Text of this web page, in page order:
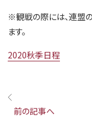
※観戦の際には、連盟
ます。
2020秋季日程
前の記事へ